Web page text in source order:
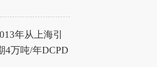
年从上海引
4万吨/年DCPD